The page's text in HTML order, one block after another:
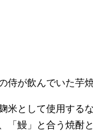
侍が飲んでいた芋
米として使用する
「鰻」と合う焼酎